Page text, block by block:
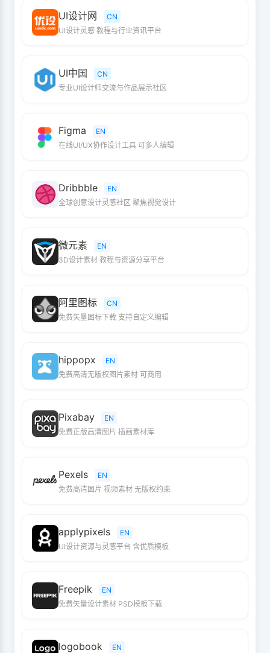
UI设计网
CN
UI设计灵感 教程与行业资讯平台
UI中国
CN
专业UI设计师交流与作品展示社区
Figma
EN
在线UI/UX协作设计工具 可多人编辑
Dribbble
EN
全球创意设计灵感社区 聚焦视觉设计
微元素
EN
3D设计素材 教程与资源分享平台
阿里图标
CN
免费矢量图标下载 支持自定义编辑
hippopx
EN
免费高清无版权图片素材 可商用
Pixabay
EN
免费正版高清图片 插画素材库
Pexels
EN
免费高清图片 视频素材 无版权约束
applypixels
EN
UI设计资源与灵感平台 含优质模板
Freepik
EN
免费矢量设计素材 PSD模板下载
logobook EN